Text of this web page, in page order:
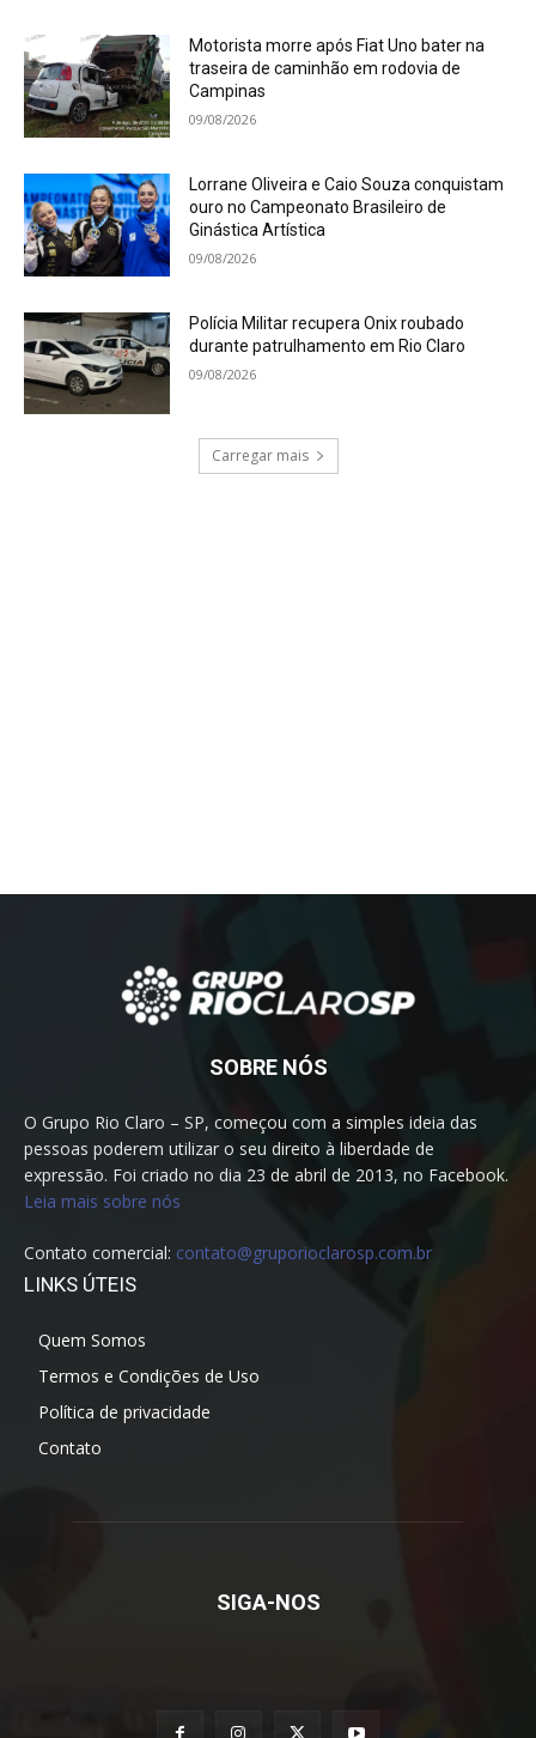
Motorista morre após Fiat Uno bater na
traseira de caminhão em rodovia de
Campinas
09/08/2026
Lorrane Oliveira e Caio Souza conquistam
ouro no Campeonato Brasileiro de
Ginástica Artística
09/08/2026
Polícia Militar recupera Onix roubado
durante patrulhamento em Rio Claro
09/08/2026
Carregar mais
SOBRE NÓS
O Grupo Rio Claro – SP, começou com a simples ideia das
pessoas poderem utilizar o seu direito à liberdade de
expressão. Foi criado no dia 23 de abril de 2013, no Facebook.
Leia mais sobre nós
Contato comercial: contato@gruporioclarosp.com.br
LINKS ÚTEIS
Quem Somos
Termos e Condições de Uso
Política de privacidade
Contato
SIGA-NOS